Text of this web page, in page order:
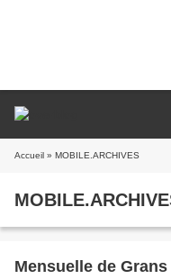
Accueil » MOBILE.ARCHIVES
Mensuelle de